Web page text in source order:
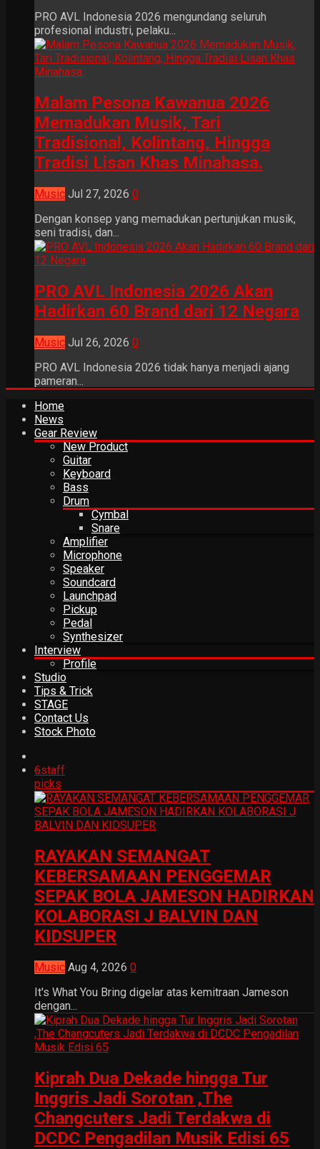
PRO AVL Indonesia 2026 mengundang seluruh
profesional industri, pelaku...
Malam Pesona Kawanua 2026
Memadukan Musik, Tari
Tradisional, Kolintang, Hingga
Tradisi Lisan Khas Minahasa.
Music Jul 27, 2026 0
Dengan konsep yang memadukan pertunjukan musik,
seni tradisi, dan...
PRO AVL Indonesia 2026 Akan
Hadirkan 60 Brand dari 12 Negara
Music Jul 26, 2026 0
PRO AVL Indonesia 2026 tidak hanya menjadi ajang
pameran...
Home
News
Gear Review
New Product
Guitar
Keyboard
Bass
Drum
Cymbal
Snare
Amplifier
Microphone
Speaker
Soundcard
Launchpad
Pickup
Pedal
Synthesizer
Interview
Profile
Studio
Tips & Trick
STAGE
Contact Us
Stock Photo
6staff
picks
RAYAKAN SEMANGAT
KEBERSAMAAN PENGGEMAR
SEPAK BOLA JAMESON HADIRKAN
KOLABORASI J BALVIN DAN
KIDSUPER
Music Aug 4, 2026 0
It's What You Bring digelar atas kemitraan Jameson
dengan...
Kiprah Dua Dekade hingga Tur
Inggris Jadi Sorotan ,The
Changcuters Jadi Terdakwa di
DCDC Pengadilan Musik Edisi 65